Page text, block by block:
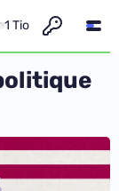
1 Tio